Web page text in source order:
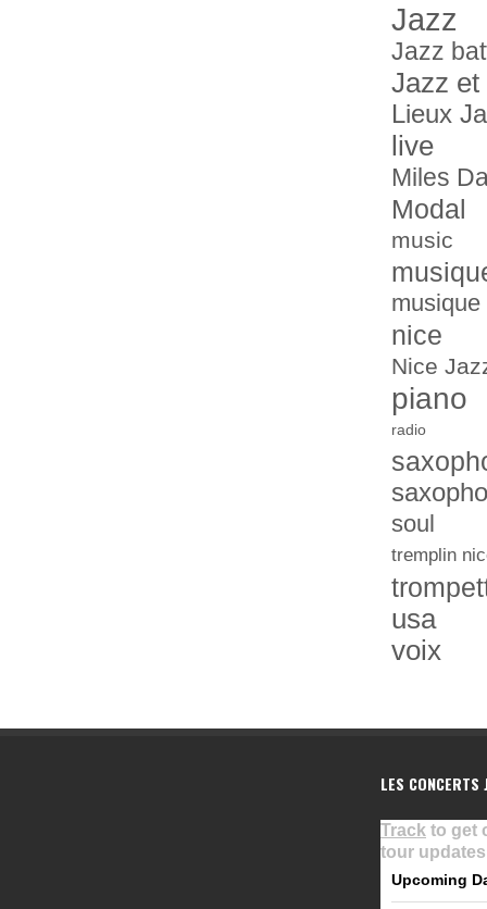
Jazz
Jazz
Jazz et
Lieux
live
Miles
Modal
music
nice
Nice
piano
radio
soul
tremplin
usa
voix
LES CONCERTS
Track to get
tour
Upcoming